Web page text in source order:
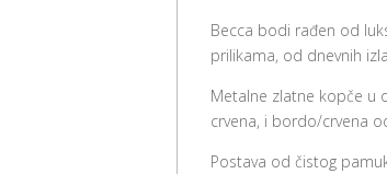
Becca bodi rađen od
prilikama, od dnevnih
Metalne zlatne kopče u
crvena, i bordo/crvena
Postava od čistog